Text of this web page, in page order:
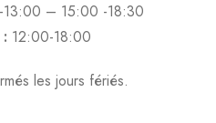
– 15:00 -18:30
12:00-18:00
les jours fériés.